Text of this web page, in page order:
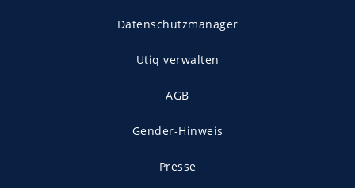
Datenschutzmanager
Utiq verwalten
AGB
Gender-Hinweis
Presse